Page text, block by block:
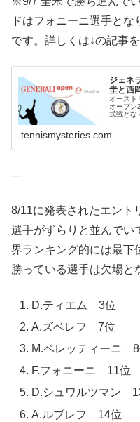
ドはフォニーニ選手とな
です。詳しくは↓の記事を
ジェネ
圭と西
オースト
オープン
式戦とな
tennismysteries.com
—
8/11に発表されたエント
選手がずらりと並んでい
界ランキング的には最
勝っている選手は欠場と
D.ティエム 3位
A.ズベレフ 7位
M.ベレッティーニ
F.フォニーニ 11位
D.シュワルツマン
A.ルブレフ 14位